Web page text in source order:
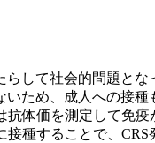
して社会的問題と
ため、成人への接種
体価を測定して免疫
種することで、CRS